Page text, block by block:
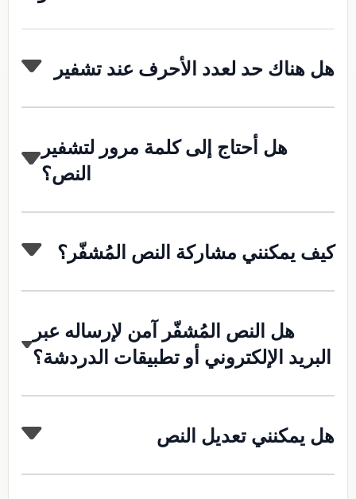
هل هناك حد لعدد الأحرف عند تشفير
هل أحتاج إلى كلمة مرور لتشفير
النص؟
كيف يمكنني مشاركة النص المُشفّر؟
هل النص المُشفّر آمن لإرساله عبر
البريد الإلكتروني أو تطبيقات الدردشة؟
هل يمكنني تعديل النص